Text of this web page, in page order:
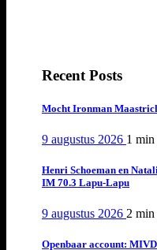
Recent Posts
Mocht Ironman
9 augustus 2026 1 min
Henri Schoeman en
IM 70.3 Lapu-Lapu
9 augustus 2026 2 min
Openbaar account: